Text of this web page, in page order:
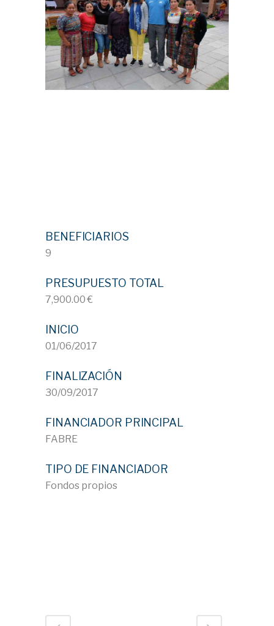
BENEFICIARIOS
9
PRESUPUESTO TOTAL
7,900.00 €
INICIO
01/06/2017
FINALIZACIÓN
30/09/2017
FINANCIADOR PRINCIPAL
FABRE
TIPO DE FINANCIADOR
Fondos propios